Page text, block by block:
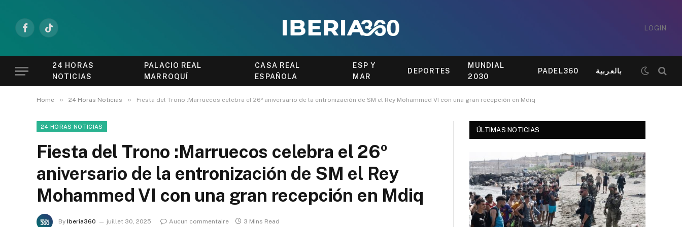
FacebookTikTok
LOGIN
24 HORAS
NOTICIAS
PALACIO REAL
MARROQUÍ
CASA REAL
ESPAÑOLA
ESP Y
MAR
DEPORTES
MUNDIAL
2030
PADEL360 بالعربية
Home » 24 Horas Noticias » Fiesta del Trono :Marruecos celebra el 26º aniversario de la entronización de SM el Rey Mohammed VI con una gran recepción en Mdiq
24 HORAS NOTICIAS
Fiesta del Trono :Marruecos celebra el 26º
aniversario de la entronización de SM el Rey
Mohammed VI con una gran recepción en Mdiq
By Iberia360 juillet 30, 2025 Aucun commentaire 3 Mins Read
ÚLTIMAS NOTICIAS